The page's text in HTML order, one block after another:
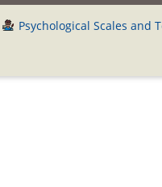
Psychological Scales and